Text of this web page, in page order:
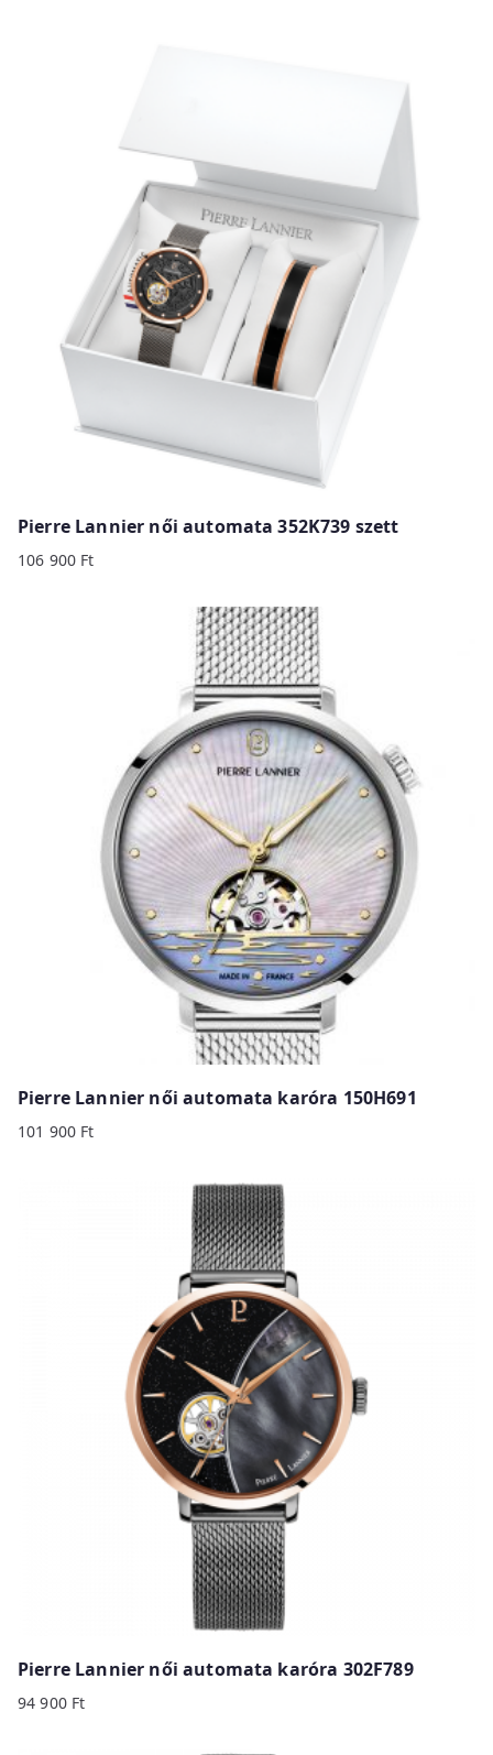
Pierre Lannier női automata 352K739 szett
106 900 Ft
Pierre Lannier női automata karóra 150H691
101 900 Ft
Pierre Lannier női automata karóra 302F789
94 900 Ft